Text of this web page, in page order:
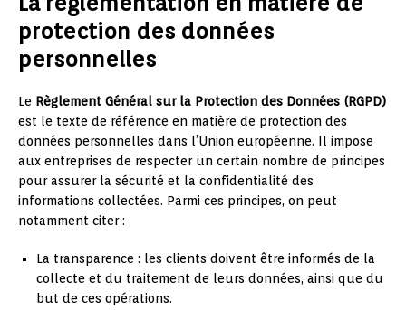
protection des données
personnelles
Le Règlement Général sur la Protection des Données (RGPD)
est le texte de référence en matière de protection des
données personnelles dans l’Union européenne. Il impose
aux entreprises de respecter un certain nombre de principes
pour assurer la sécurité et la confidentialité des
informations collectées. Parmi ces principes, on peut
notamment citer :
La transparence : les clients doivent être informés de la
collecte et du traitement de leurs données, ainsi que du
but de ces opérations.